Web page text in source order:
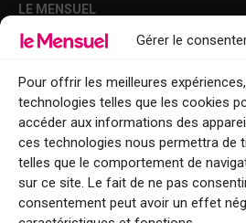
Gérer le
Pour offrir les meilleures
technologies telles que les cookies
accéder aux informations des
ces technologies nous permettra de
telles que le comportement de
sur ce site. Le fait de ne pas
consentement peut avoir un effet
LE MENSUEL
Points de diffusion Var et Alpes-Maritimes :
Le Mensuel en PDF : consultez le
Qui sommes-nous ?
BFM Top Sorties
EVENT